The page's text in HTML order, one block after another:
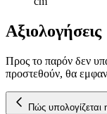
Αξιολογήσεις
Προς το παρόν δεν
προστεθούν, θα
Πώς υπολογίζεται